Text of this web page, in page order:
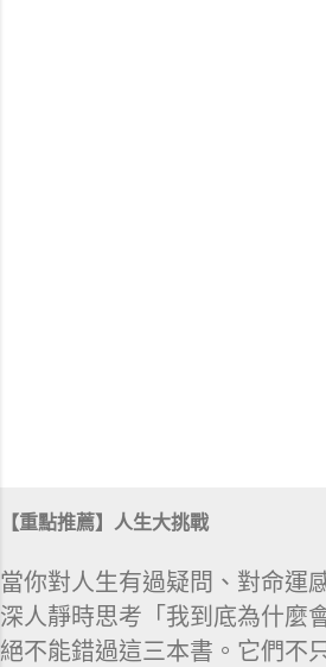
【重點推薦】人生大挑戰
當你對人生有過疑問、對命運
深人靜時思考「我到底為什麼
絕不能錯過這三本書。它們不